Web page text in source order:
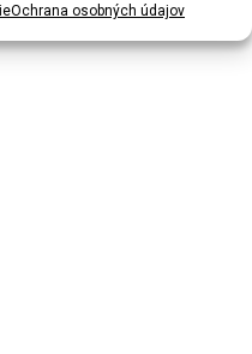
Ochrana osobných údajov